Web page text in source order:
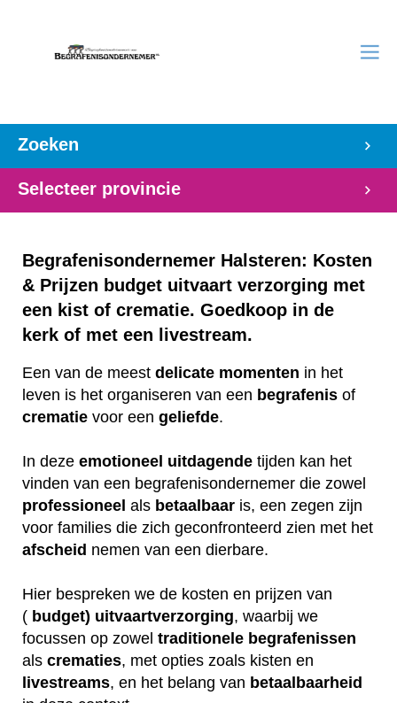
Zoeken
Selecteer provincie
Begrafenisondernemer Halsteren: Kosten
& Prijzen budget uitvaart verzorging met
een kist of crematie. Goedkoop in de
kerk of met een livestream.
Een van de meest delicate momenten in het
leven is het organiseren van een begrafenis of
crematie voor een geliefde.
In deze emotioneel uitdagende tijden kan het
vinden van een begrafenisondernemer die zowel
professioneel als betaalbaar is, een zegen zijn
voor families die zich geconfronteerd zien met het
afscheid nemen van een dierbare.
Hier bespreken we de kosten en prijzen van
( budget) uitvaartverzorging, waarbij we
focussen op zowel traditionele begrafenissen
als crematies, met opties zoals kisten en
livestreams, en het belang van betaalbaarheid